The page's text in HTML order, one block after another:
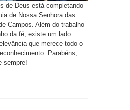
de Deus está completando
de Nossa Senhora das
Campos. Além do trabalho
da fé, existe um lado
que merece todo o
Parabéns,
sempre!